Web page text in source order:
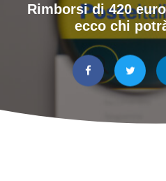
Rimborsi di 420
ecco chi